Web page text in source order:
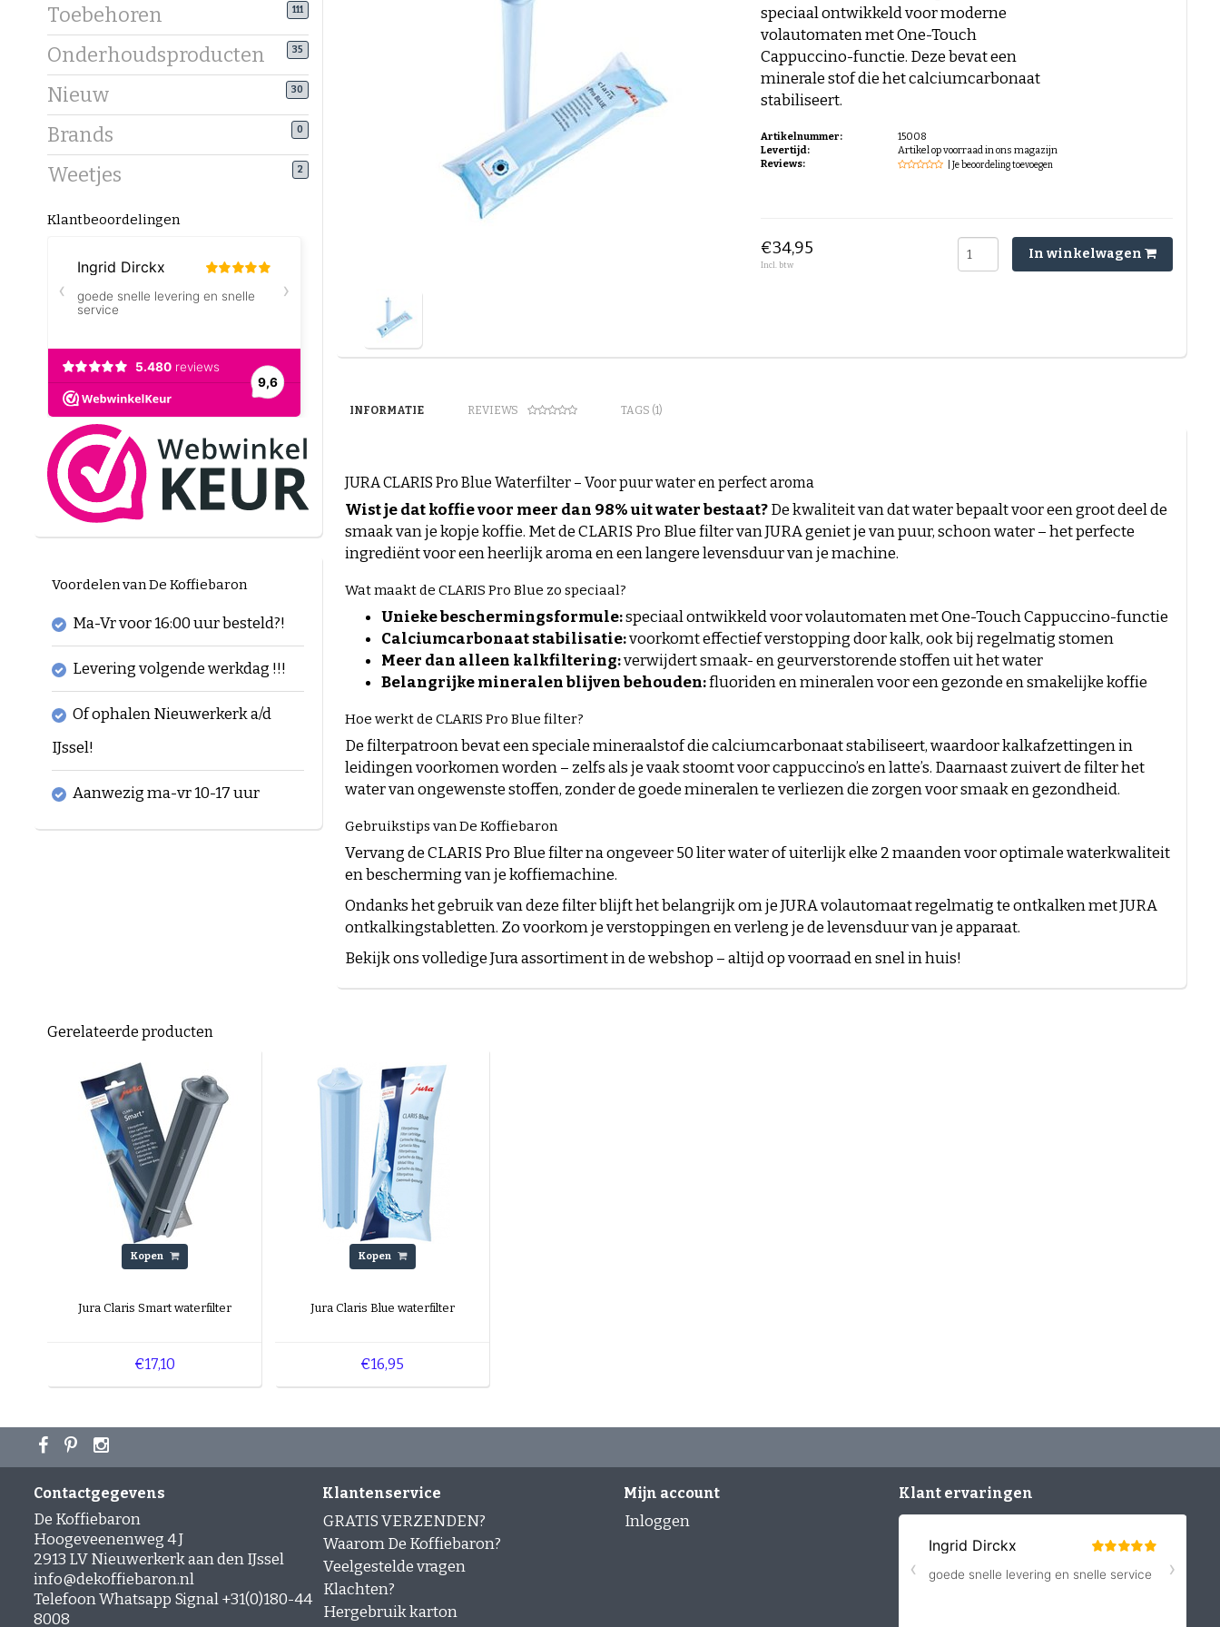
Toebehoren 111
Onderhoudsproducten 35
Nieuw 30
Brands 0
Weetjes 2
Klantbeoordelingen
Voordelen van De Koffiebaron
Ma-Vr voor 16:00 uur besteld?!
Levering volgende werkdag !!!
Of ophalen Nieuwerkerk a/d
IJssel!
Aanwezig ma-vr 10-17 uur
speciaal ontwikkeld voor moderne
volautomaten met One-Touch
Cappuccino-functie. Deze bevat een
minerale stof die het calciumcarbonaat
stabiliseert.
Artikelnummer:
15008
Levertijd:
Artikel op voorraad in ons magazijn
Reviews:
| Je beoordeling toevoegen
€34,95
Incl. btw
In winkelwagen
INFORMATIE REVIEWS TAGS (1)
JURA CLARIS Pro Blue Waterfilter – Voor puur water en perfect aroma
Wist je dat koffie voor meer dan 98% uit water bestaat?De kwaliteit van dat water bepaalt voor een groot deel de
smaak van je kopje koffie. Met de CLARIS Pro Blue filter van JURA geniet je van puur, schoon water – het perfecte
ingrediënt voor een heerlijk aroma en een langere levensduur van je machine.
Wat maakt de CLARIS Pro Blue zo speciaal?
Unieke beschermingsformule:speciaal ontwikkeld voor volautomaten met One-Touch Cappuccino-functie
Calciumcarbonaat stabilisatie:voorkomt effectief verstopping door kalk, ook bij regelmatig stomen
Meer dan alleen kalkfiltering:verwijdert smaak- en geurverstorende stoffen uit het water
Belangrijke mineralen blijven behouden:fluoriden en mineralen voor een gezonde en smakelijke koffie
Hoe werkt de CLARIS Pro Blue filter?
De filterpatroon bevat een speciale mineraalstof die calciumcarbonaat stabiliseert, waardoor kalkafzettingen in
leidingen voorkomen worden – zelfs als je vaak stoomt voor cappuccino’s en latte’s. Daarnaast zuivert de filter het
water van ongewenste stoffen, zonder de goede mineralen te verliezen die zorgen voor smaak en gezondheid.
Gebruikstips van De Koffiebaron
Vervang de CLARIS Pro Blue filter na ongeveer 50 liter water of uiterlijk elke 2 maanden voor optimale waterkwaliteit
en bescherming van je koffiemachine.
Ondanks het gebruik van deze filter blijft het belangrijk om je JURA volautomaat regelmatig te ontkalken metJURA
ontkalkingstabletten. Zo voorkom je verstoppingen en verleng je de levensduur van je apparaat.
Bekijk ons volledige Jura assortiment in de webshop – altijd op voorraad en snel in huis!
Gerelateerde producten
Kopen
Jura Claris Smart waterfilter
€17,10
Kopen
Jura Claris Blue waterfilter
€16,95
Contactgegevens
De Koffiebaron
Hoogeveenenweg 4 J
2913 LV Nieuwerkerk aan den IJssel
info@dekoffiebaron.nl
Telefoon Whatsapp Signal +31(0)180-44
8008
Klantenservice
GRATIS VERZENDEN?
Waarom De Koffiebaron?
Veelgestelde vragen
Klachten?
Hergebruik karton
Mijn account
Inloggen
Klant ervaringen